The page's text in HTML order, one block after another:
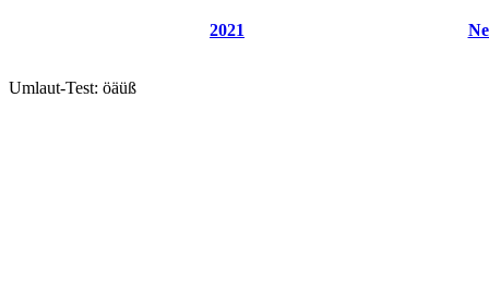
2021
Umlaut-Test: öäüß